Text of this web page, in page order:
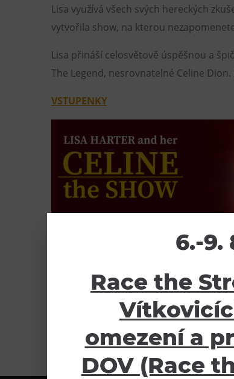
Lisa využívá všech svých hereckých
vytvořila show, na kterou
Lisa přináší celosvětově úspěšnou a
The Legend, nesrovnatelné Celine
VSTUPENKY
6.-9.
Race the
omezení a
DOV (Race